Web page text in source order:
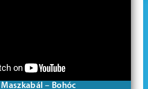
Maszkabál – Bohóc